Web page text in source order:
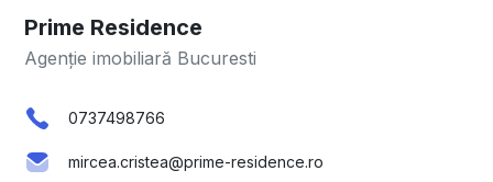
Prime Residence
Agenție imobiliară Bucuresti
0737498766
mircea.cristea@prime-residence.ro